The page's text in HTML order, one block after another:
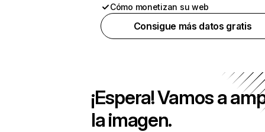
Cómo monetizan su web
Consigue más datos gratis
¡Espera! Vamos a
la imagen.